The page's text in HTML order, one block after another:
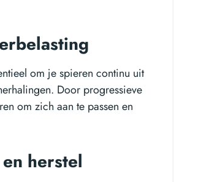
om je spieren continu uit
Door progressieve
om zich aan te passen en
herstel